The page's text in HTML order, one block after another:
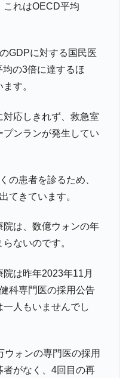
これはOECD平均
GDPに対する国民医
の3倍に達するほ
す。
応しきれず、救急室
ンランが発生してい
の患者を診るため、
てきています。
は、数億ウォンの年
ないのです。
は昨年2023年11月
科専門医の採用公告
人もいませんでし
ウォンの専門医の採用
がなく、4回目の再